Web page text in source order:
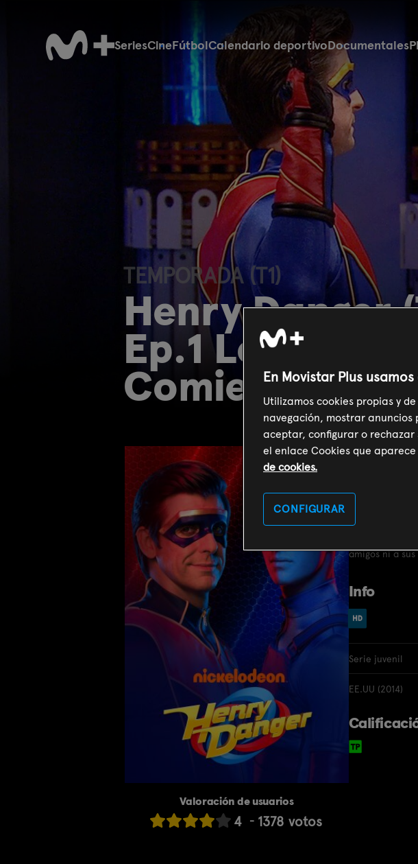
SeriesCineFútbolCalendario deportivoDocumentales
TEMPORADA (T1)
Henry Danger
Ep.1 Los Danger
Comienzan (I)
Valoración de usuarios
4 1378 votos
SOY
Henry Hart
Man. Pero
amigos ni a
Info
Serie juvenil
EE.UU (2014)
En Movistar Plus
Utilizamos cookies propias y
navegación, mostrar anuncios
aceptar, configurar o rechazar
el enlace Cookies que
de cookies.
CONFIGURAR